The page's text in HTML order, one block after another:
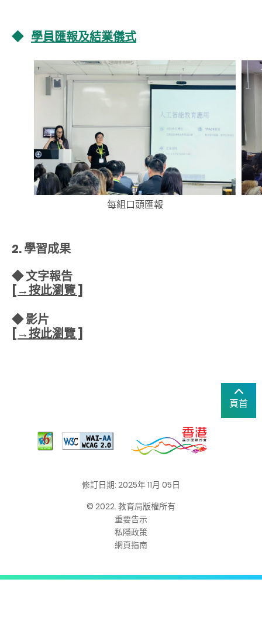
◆ 學員匯報及結業儀式
每組口頭匯報
2. 學習成果
◆ 文字報告
[→按此瀏覽 ]
◆ 影片
[→按此瀏覽 ]
頁首
修訂日期: 2025年 11月 05日
© 2022. 教育局版權所有
重要告示
私隱政策
網頁指南